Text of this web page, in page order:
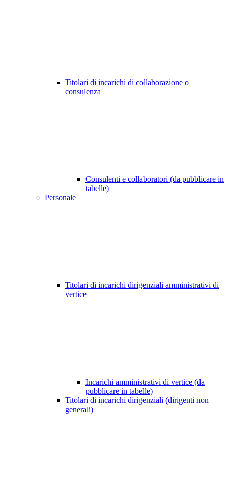
Titolari di incarichi di collaborazione o
consulenza
Consulenti e collaboratori (da pubblicare in
tabelle)
Personale
Titolari di incarichi dirigenziali amministrativi di
vertice
Incarichi amministrativi di vertice (da
pubblicare in tabelle)
Titolari di incarichi dirigenziali (dirigenti non
generali)